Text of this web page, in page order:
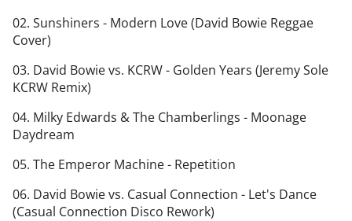
02. Sunshiners - Modern Love (David Bowie Reggae
Cover)
03. David Bowie vs. KCRW - Golden Years (Jeremy Sole
KCRW Remix)
04. Milky Edwards & The Chamberlings - Moonage
Daydream
05. The Emperor Machine - Repetition
06. David Bowie vs. Casual Connection - Let's Dance
(Casual Connection Disco Rework)